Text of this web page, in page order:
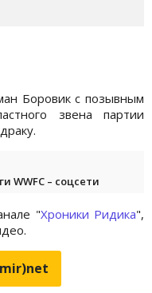
Боровик с позывным
звена партии
WWFC – соцсети
"Хроники Ридика",